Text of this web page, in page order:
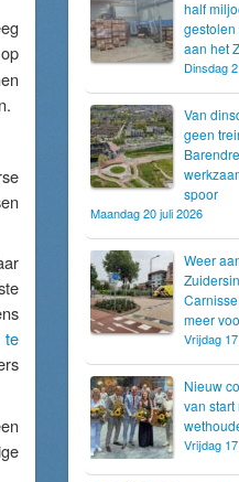
te
half
aan het
Dinsdag
Van
geen
spoor
Maandag 20 juli 2026
Weer
meer
Vrijdag
Nieuw
van
Vrijdag